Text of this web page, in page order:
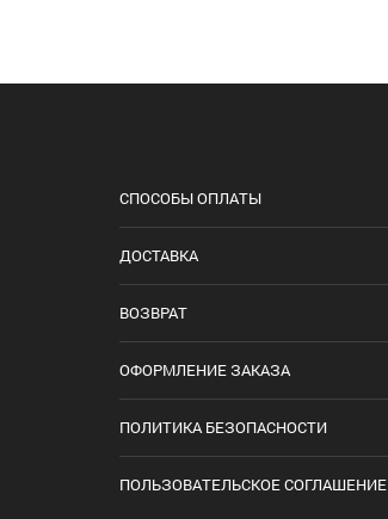
СПОСОБЫ ОПЛАТЫ
ДОСТАВКА
ВОЗВРАТ
ОФОРМЛЕНИЕ ЗАКАЗА
ПОЛИТИКА БЕЗОПАСНОСТИ
ПОЛЬЗОВАТЕЛЬСКОЕ СОГЛАШЕНИЕ